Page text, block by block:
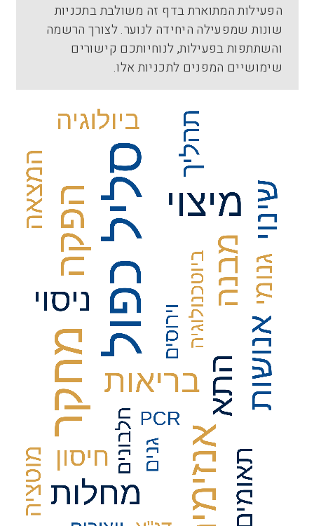
הפעילות המתוארת בדף זה משולבת בתכניות
שונות שמפעילה היחידה לנוער. לצורך הרשמה
והשתתפות בפעילות, לנוחיותכם קישורים
שימושיים המפנים לתכניות אלו.